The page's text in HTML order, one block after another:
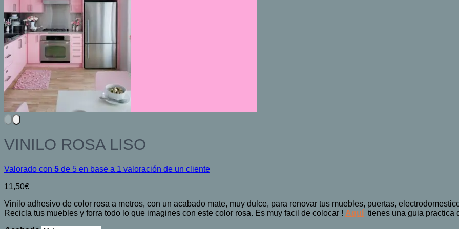
VINILO ROSA LISO
Valorado con 5 de 5 en base a 1 valoración de un cliente
11,50€
Vinilo adhesivo de color rosa a metros, con un acabado mate, muy dulce, para renovar tus muebles, puertas,
Recicla tus muebles y forra todo lo que imagines con este color rosa. Es muy facil de colocar ! Aquí tienes una guia practica